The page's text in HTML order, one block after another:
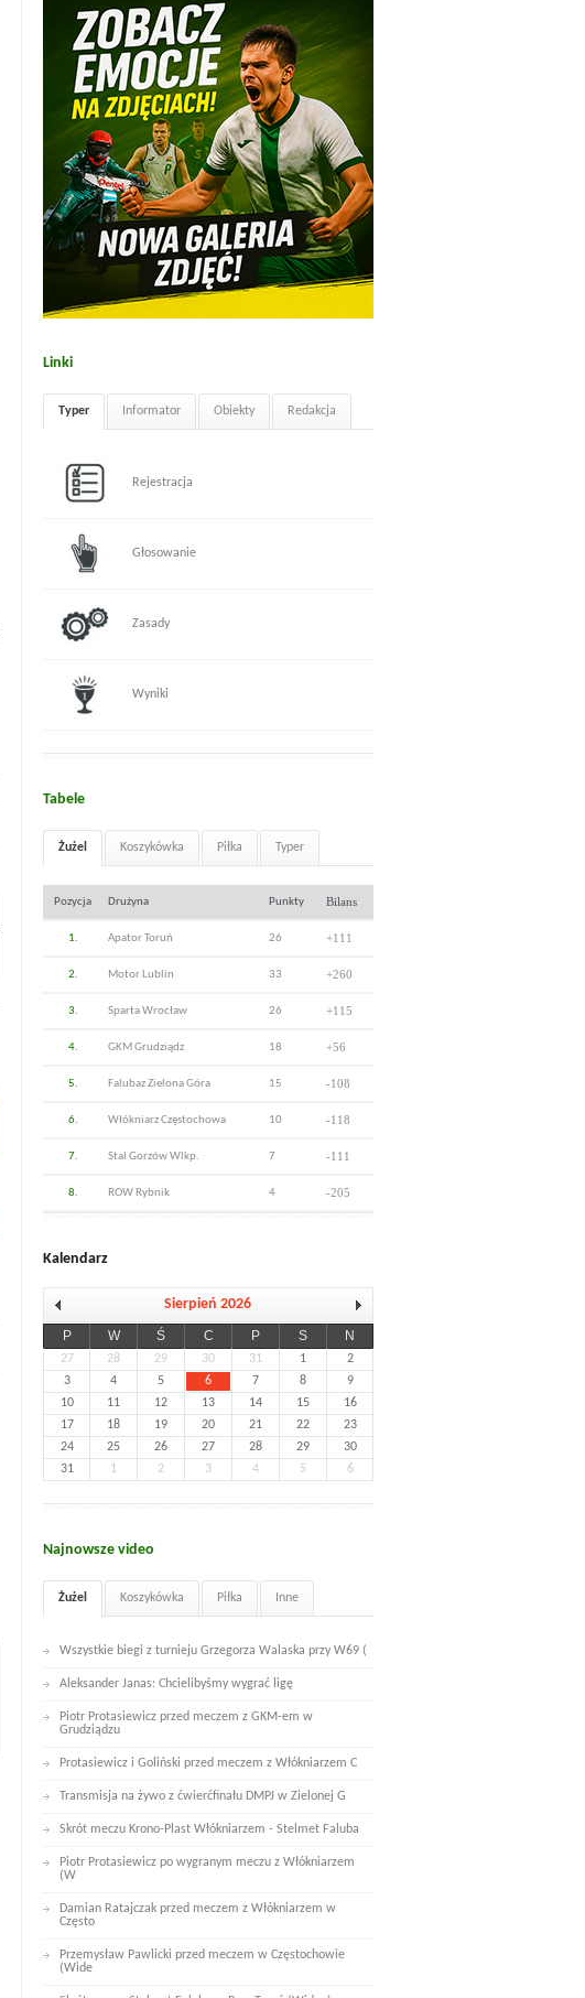
Linki
Typer Informator Obiekty Redakcja
Rejestracja
Głosowanie
Zasady
Wyniki
Tabele
Żużel Koszykówka Piłka Typer
Pozycja Drużyna Punkty Bilans
1. Apator Toruń 26 +111
2. Motor Lublin 33 +260
3. Sparta Wrocław 26 +115
4. GKM Grudziądz 18 +56
5. Falubaz Zielona Góra 15 -108
6. Włókniarz Częstochowa 10 -118
7. Stal Gorzów Wlkp. 7 -111
8. ROW Rybnik 4 -205
Kalendarz
Sierpień 2026
P W Ś C P S N
27 28 29 30 31 1
2
3
4 5 6 7 8
9
10
11 12 13 14 15
16
17
18 19 20 21 22
23
24
25 26 27 28 29
30
31
1 2 3 4 5 6
Najnowsze video
Żużel Koszykówka Piłka Inne
Wszystkie biegi z turnieju Grzegorza Walaska przy W69 (
Aleksander Janas: Chcielibyśmy wygrać ligę
Piotr Protasiewicz przed meczem z GKM-em w
Grudziądzu
Protasiewicz i Goliński przed meczem z Włókniarzem C
Transmisja na żywo z ćwierćfinału DMPJ w Zielonej G
Skrót meczu Krono-Plast Włókniarzem - Stelmet Faluba
Piotr Protasiewicz po wygranym meczu z Włókniarzem
(W
Damian Ratajczak przed meczem z Włókniarzem w
Często
Przemysław Pawlicki przed meczem w Częstochowie
(Wide